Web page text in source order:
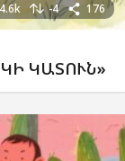
4.6k -4 176
ԿԱՏՈՒՆ»